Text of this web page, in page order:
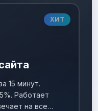
ХИТ
15 минут.
Работает
на все